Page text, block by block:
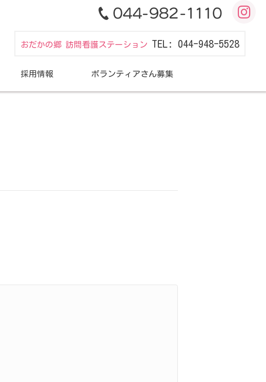
おだかの郷 訪問看護ステーション TEL: 044-948-5528
採用情報 ボランティアさん募集